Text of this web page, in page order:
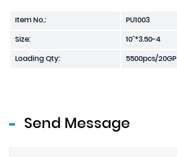
Item No.:
PU1003
Size:
10"*3.50-4
Loading Qty:
5500pcs/20GP
Send Message